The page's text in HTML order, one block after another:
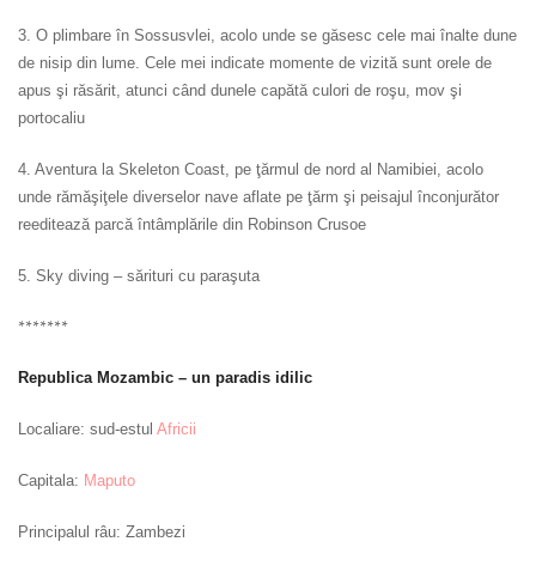
3. O plimbare în Sossusvlei, acolo unde se găsesc cele mai înalte dune
de nisip din lume. Cele mei indicate momente de vizită sunt orele de
apus şi răsărit, atunci când dunele capătă culori de roşu, mov şi
portocaliu
4. Aventura la Skeleton Coast, pe ţărmul de nord al Namibiei, acolo
unde rămăşiţele diverselor nave aflate pe ţărm şi peisajul înconjurător
reeditează parcă întâmplările din Robinson Crusoe
5. Sky diving – sărituri cu paraşuta
*******
Republica Mozambic – un paradis idilic
Localiare: sud-estul Africii
Capitala: Maputo
Principalul râu: Zambezi